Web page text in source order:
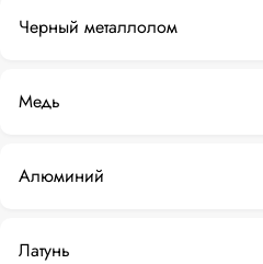
Черный металлолом
Медь
Алюминий
Латунь